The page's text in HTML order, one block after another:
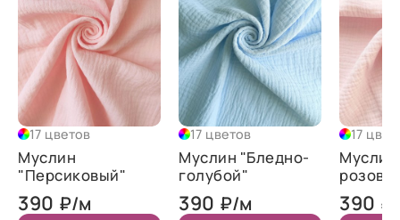
17 цветов
Муслин
"Персиковый"
390 ₽/м
17 цветов
Муслин "Бледно-
голубой"
390 ₽/м
17
390